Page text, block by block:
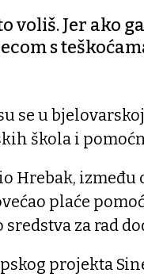
voliš. Jer ako
s
su se u
škola i
Hrebak, između
plaće
za rad
projekta